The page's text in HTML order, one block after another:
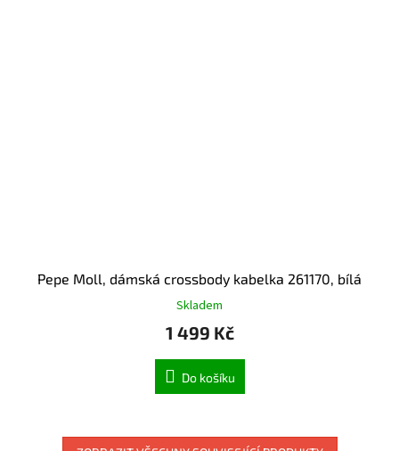
Pepe Moll, dámská crossbody kabelka 261170, bílá
Skladem
1 499 Kč
Do košíku